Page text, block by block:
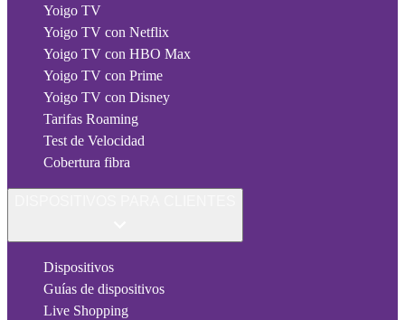
Yoigo TV
Yoigo TV con Netflix
Yoigo TV con HBO Max
Yoigo TV con Prime
Yoigo TV con Disney
Tarifas Roaming
Test de Velocidad
Cobertura fibra
Dispositivos
Guías de dispositivos
Live Shopping